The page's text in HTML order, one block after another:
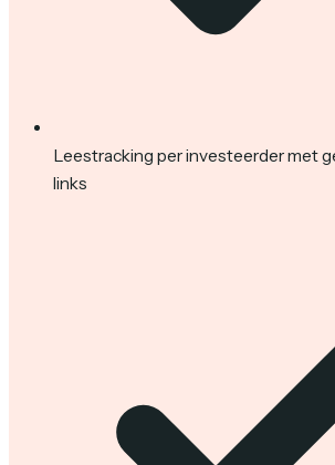
Leestracking per investeerder met
links